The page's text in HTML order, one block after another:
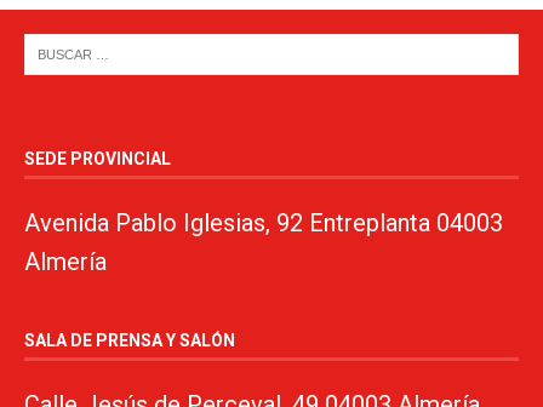
SEDE PROVINCIAL
Avenida Pablo Iglesias, 92 Entreplanta 04003
Almería
SALA DE PRENSA Y SALÓN